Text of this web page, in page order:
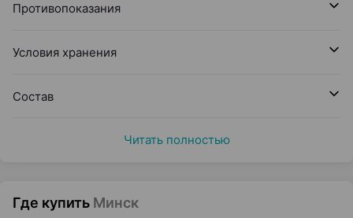
Противопоказания
Условия хранения
Состав
Читать полностью
Где купить Минск